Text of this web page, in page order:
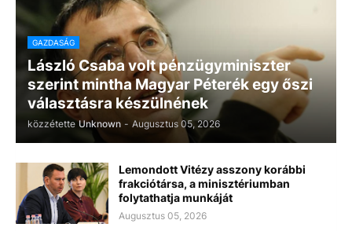
GAZDASÁG
László Csaba volt pénzügyminiszter
szerint mintha Magyar Péterék egy őszi
választásra készülnének
közzétette Unknown - Augusztus 05, 2026
Lemondott Vitézy asszony korábbi
frakciótársa, a minisztériumban
folytathatja munkáját
Augusztus 05, 2026